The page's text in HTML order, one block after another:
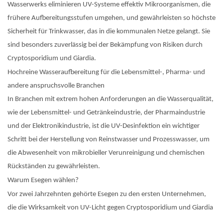
Wasserwerks eliminieren UV-Systeme effektiv Mikroorganismen, die
frühere Aufbereitungsstufen umgehen, und gewährleisten so höchste
Sicherheit für Trinkwasser, das in die kommunalen Netze gelangt. Sie
sind besonders zuverlässig bei der Bekämpfung von Risiken durch
Cryptosporidium und Giardia.
Hochreine Wasseraufbereitung für die Lebensmittel-, Pharma- und
andere anspruchsvolle Branchen
In Branchen mit extrem hohen Anforderungen an die Wasserqualität,
wie der Lebensmittel- und Getränkeindustrie, der Pharmaindustrie
und der Elektronikindustrie, ist die UV-Desinfektion ein wichtiger
Schritt bei der Herstellung von Reinstwasser und Prozesswasser, um
die Abwesenheit von mikrobieller Verunreinigung und chemischen
Rückständen zu gewährleisten.
Warum Esegen wählen?
Vor zwei Jahrzehnten gehörte Esegen zu den ersten Unternehmen,
die die Wirksamkeit von UV-Licht gegen Cryptosporidium und Giardia